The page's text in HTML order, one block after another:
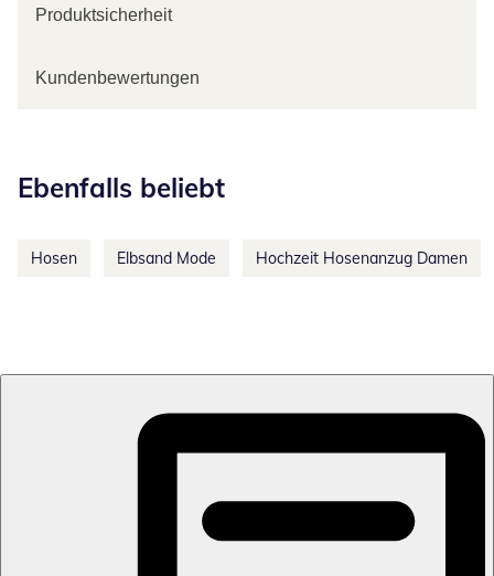
Produktsicherheit
Kundenbewertungen
Ebenfalls beliebt
Hosen Elbsand Mode Hochzeit Hosenanzug Damen